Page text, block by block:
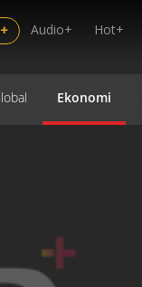
Audio+ Hot+
Ekonomi